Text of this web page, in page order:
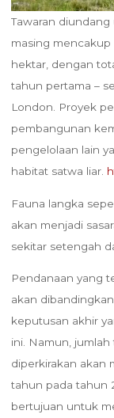
Tawaran
masing
hektar, dengan
tahun pertama –
London. Proyek
pembangunan
pengelolaan lain
habitat satwa liar.
Fauna langka
akan menjadi
sekitar setengah
Pendanaan yang
akan
keputusan akhir
ini. Namun,
diperkirakan akan
tahun pada tahun
bertujuan untuk